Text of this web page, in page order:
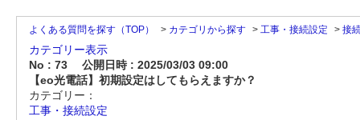
よくある質問を探す（TOP） > カテゴリから探す > 工事・接続設定 > 接
カテゴリー表示
No : 73
公開日時 : 2025/03/03 09:00
【eo光電話】初期設定はしてもらえますか？
カテゴリー：
工事・接続設定